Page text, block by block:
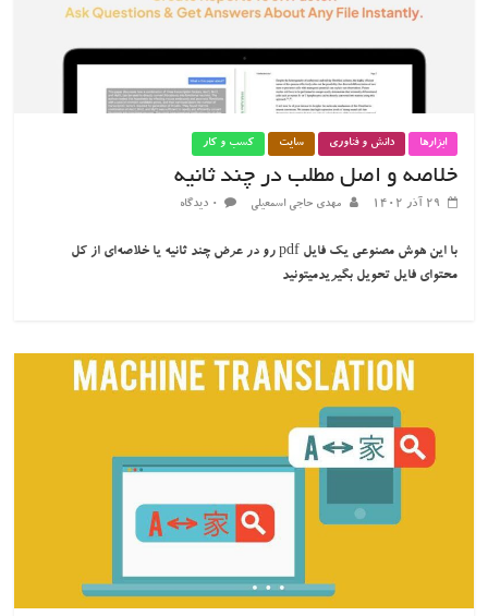
ابزارها دانش و فناوری سایت کسب و کار
خلاصه و اصل مطلب در چند ثانیه
۲۹ آذر ۱۴۰۲ مهدی حاجی اسمعیلی ۰ دیدگاه
با این هوش مصنوعی یک فایل pdf رو در عرض چند ثانیه یا خلاصه‌ای از کل
محتوای فایل تحویل بگیریدمیتونید